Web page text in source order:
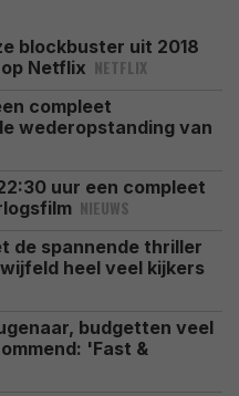
blockbuster uit 2018
Netflix NETFLIX
compleet
wederopstanding van
uur een compleet
NIEUWS
de spannende thriller
heel veel kijkers
budgetten veel
'Fast &